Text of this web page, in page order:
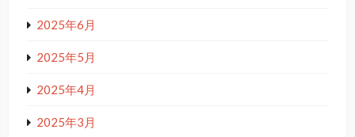
2025年6月
2025年5月
2025年4月
2025年3月